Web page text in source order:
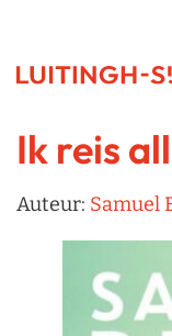
Ik reis
Auteur: Samuel